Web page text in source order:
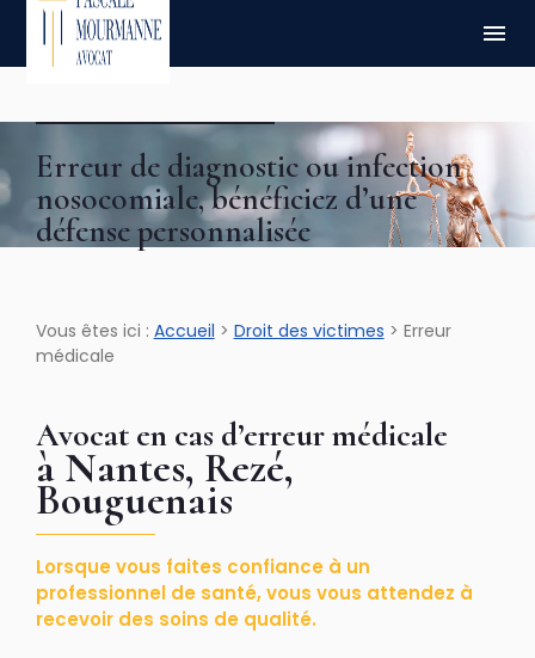
menu
Erreur de diagnostic ou infection
nosocomiale, bénéficiez d’une
défense personnalisée
Vous êtes ici : Accueil > Droit des victimes > Erreur
médicale
Avocat en cas d’erreur médicale
à Nantes, Rezé,
Bouguenais
Lorsque vous faites confiance à un
professionnel de santé, vous vous attendez à
recevoir des soins de qualité.
Panneau de gestion des cookies